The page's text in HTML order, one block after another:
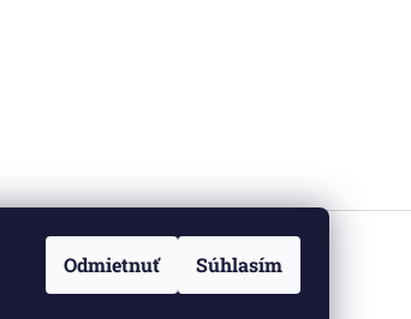
Odmietnuť Súhlasím